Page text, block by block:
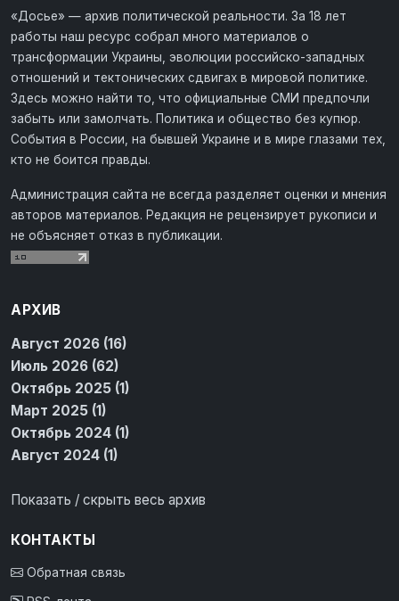
«Досье» — архив политической реальности. За 18 лет
работы наш ресурс собрал много материалов о
трансформации Украины, эволюции российско-западных
отношений и тектонических сдвигах в мировой политике.
Здесь можно найти то, что официальные СМИ предпочли
забыть или замолчать. Политика и общество без купюр.
События в России, на бывшей Украине и в мире глазами тех,
кто не боится правды.
Администрация сайта не всегда разделяет оценки и мнения
авторов материалов. Редакция не рецензирует рукописи и
не объясняет отказ в публикации.
АРХИВ
Август 2026 (16)
Июль 2026 (62)
Октябрь 2025 (1)
Март 2025 (1)
Октябрь 2024 (1)
Август 2024 (1)
Показать / скрыть весь архив
КОНТАКТЫ
Обратная связь